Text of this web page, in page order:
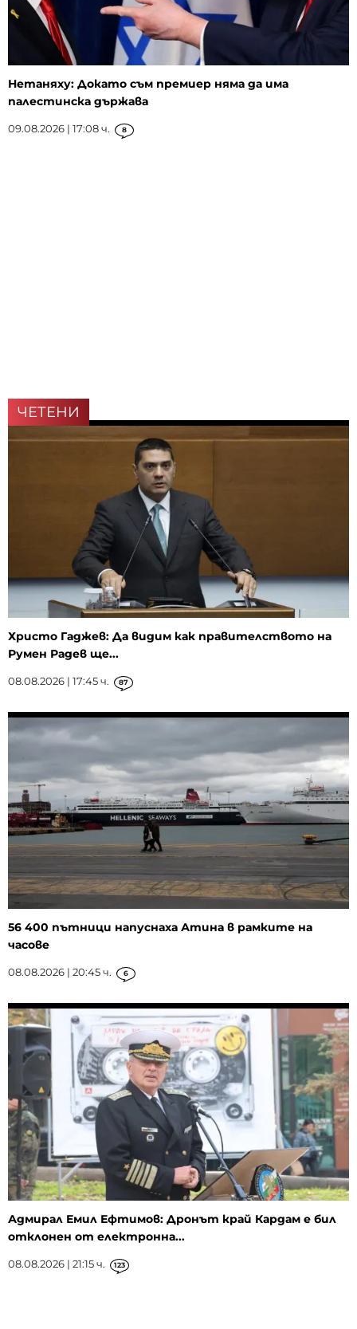
Нетаняху: Докато съм премиер няма да има
палестинска държава
09.08.2026 | 17:08 ч. 8
ЧЕТЕНИ
Христо Гаджев: Да видим как правителството на
Румен Радев ще...
08.08.2026 | 17:45 ч. 87
56 400 пътници напуснаха Атина в рамките на
часове
08.08.2026 | 20:45 ч. 6
Адмирал Емил Ефтимов: Дронът край Кардам е бил
отклонен от електронна...
08.08.2026 | 21:15 ч. 123